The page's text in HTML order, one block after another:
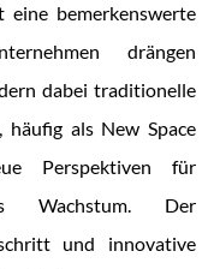
eine bemerkenswerte
drängen
dabei traditionelle
häufig als New Space
Perspektiven für
Wachstum. Der
und innovative